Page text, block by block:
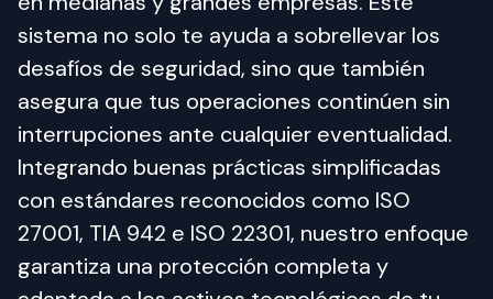
sistema no solo te ayuda a sobrellevar los
desafíos de seguridad, sino que también
asegura que tus operaciones continúen sin
interrupciones ante cualquier eventualidad.
Integrando buenas prácticas simplificadas
con estándares reconocidos como ISO
27001, TIA 942 e ISO 22301, nuestro enfoque
garantiza una protección completa y